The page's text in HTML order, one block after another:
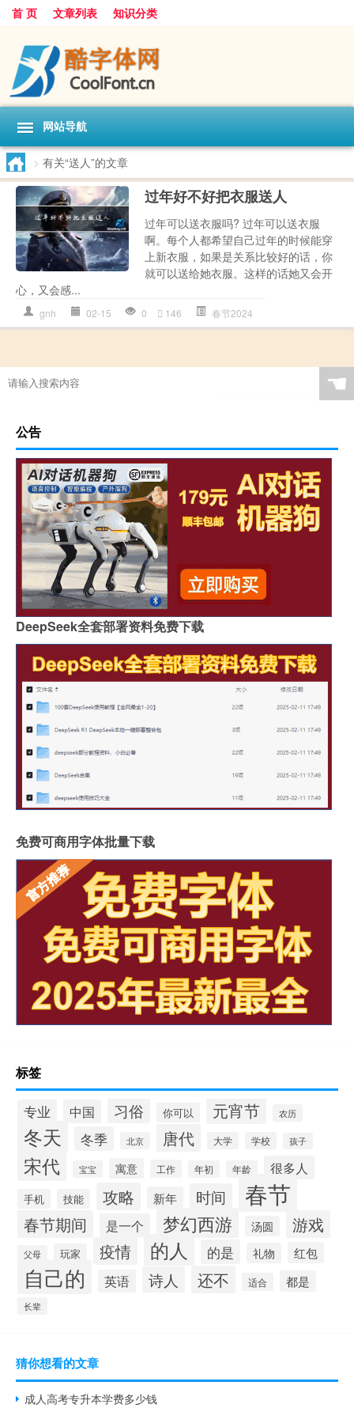
首 页 文章列表 知识分类
网站导航
> 有关“送人”的文章
过年好不好把衣服送人
过年可以送衣服吗? 过年可以送衣服
啊。每个人都希望自己过年的时候能穿
上新衣服，如果是关系比较好的话，你
就可以送给她衣服。这样的话她又会开
心，又会感...
gnh 02-15 0 146 春节2024
☚
公告
DeepSeek全套部署资料免费下载
免费可商用字体批量下载
标签
专业 中国 习俗 你可以 元宵节 农历
冬天 冬季 北京 唐代 大学 学校 孩子
宋代 宝宝 寓意 工作 年初 年龄 很多人
手机 技能 攻略 新年 时间 春节
春节期间 是一个 梦幻西游 汤圆 游戏
父母 玩家 疫情 的人 的是 礼物 红包
自己的 英语 诗人 还不 适合 都是
长辈
猜你想看的文章
成人高考专升本学费多少钱